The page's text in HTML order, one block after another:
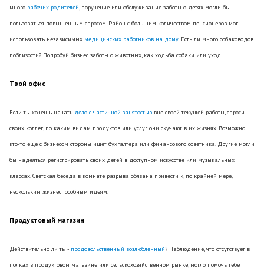
много рабочих родителей, поручение или обслуживание заботы о детях могли бы
пользоваться повышенным спросом. Район с большим количеством пенсионеров мог
использовать независимых медицинских работников на дому. Есть ли много собаководов
поблизости? Попробуй бизнес заботы о животных, как ходьба собаки или уход.
Твой офис
Если ты хочешь начать дело с частичной занятостью вне своей текущей работы, спроси
своих коллег, по каким видам продуктов или услуг они скучают в их жизнях. Возможно
кто-то еще с бизнесом стороны ищет бухгалтера или финансового советника. Другие могли
бы надеяться регистрировать своих детей в доступном искусстве или музыкальных
классах. Светская беседа в комнате разрыва обязана привести к, по крайней мере,
нескольким жизнеспособным идеям.
Продуктовый магазин
Действительно ли ты - продовольственный возлюбленный? Наблюдение, что отсутствует в
полках в продуктовом магазине или сельскохозяйственном рынке, могло помочь тебе